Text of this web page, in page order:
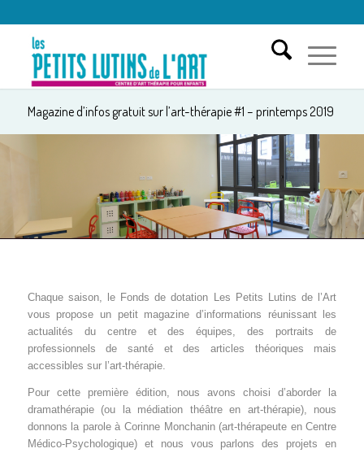
Magazine d’infos gratuit sur l’art-thérapie #1 – printemps 2019
Chaque saison, le Fonds de dotation Les Petits Lutins de l’Art
vous propose un petit magazine d’informations réunissant les
actualités du centre et des équipes, des portraits de
professionnels de santé et des articles théoriques mais
accessibles sur l’art-thérapie.
Pour cette première édition, nous avons choisi d’aborder la
dramathérapie (ou la médiation théâtre en art-thérapie), nous
donnons la parole à Corinne Monchanin (art-thérapeute en Centre
Médico-Psychologique) et nous vous parlons des projets en